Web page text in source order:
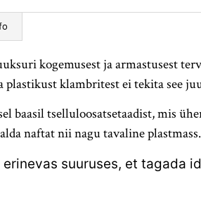
kogemusest ja armastusest
plastikust klambritest ei tekita see
baasil tselluloosatsetaadist, mis
naftat nii nagu tavaline plastmass.
suuruses, et tagada